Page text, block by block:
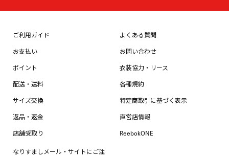
ご利用ガイド
お支払い
ポイント
配送・送料
サイズ交換
返品・返金
店舗受取り
なりすましメール・サイトにご注
よくある質問
お問い合わせ
衣装協力・リース
各種規約
特定商取引に基づく表示
直営店情報
ReebokONE